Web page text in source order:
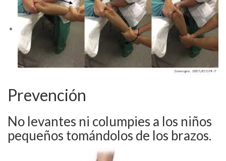
Prevención
No levantes ni columpies a los niños
pequeños tomándolos de los brazos.